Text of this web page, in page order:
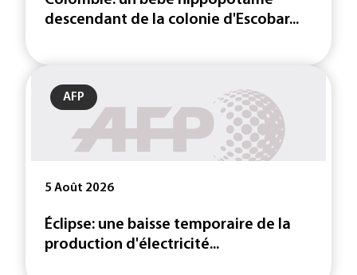
descendant de la colonie d'Escobar...
AFP
5 Août 2026
Éclipse: une baisse temporaire de la
production d'électricité...